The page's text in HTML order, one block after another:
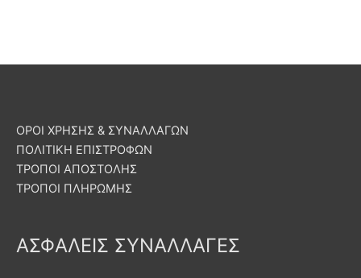
ΟΡΟΙ ΧΡΗΣΗΣ & ΣΥΝΑΛΛΑΓΩΝ
ΠΟΛΙΤΙΚΗ ΕΠΙΣΤΡΟΦΩΝ
ΤΡΟΠΟΙ ΑΠΟΣΤΟΛΗΣ
ΤΡΟΠΟΙ ΠΛΗΡΩΜΗΣ
ΑΣΦΑΛΕΙΣ ΣΥΝΑΛΛΑΓΕΣ